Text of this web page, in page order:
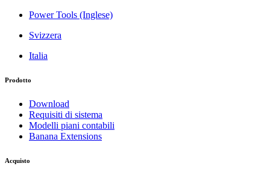
Power Tools (Inglese)
Svizzera
Italia
Prodotto
Download
Requisiti di sistema
Modelli piani contabili
Banana Extensions
Acquisto